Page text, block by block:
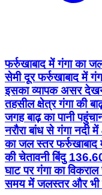
फर्रुखाबाद में गंगा का
सेमी दूर फर्रुखाबाद में
इसका व्यापक असर
तहसील क्षेत्र गंगा की
जगह बाढ़ का पानी
नरौरा बांध से गंगा नदी
का जल स्तर फर्रुखाबाद
की चेतावनी बिंदु
घाट पर गंगा का
समय में जलस्तर और